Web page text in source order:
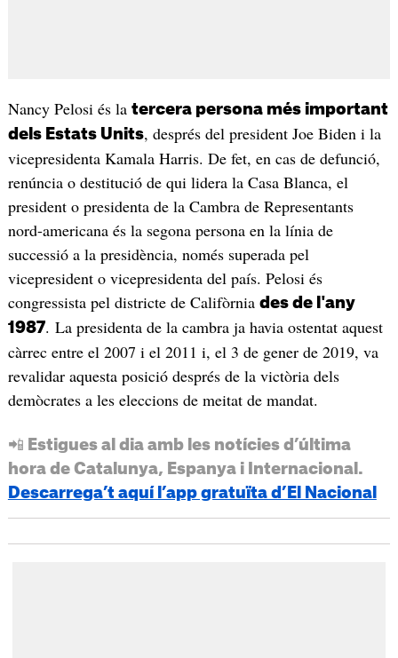
Nancy Pelosi és la tercera persona més important
dels Estats Units, després del president Joe Biden i la
vicepresidenta Kamala Harris. De fet, en cas de defunció,
renúncia o destitució de qui lidera la Casa Blanca, el
president o presidenta de la Cambra de Representants
nord-americana és la segona persona en la línia de
successió a la presidència, només superada pel
vicepresident o vicepresidenta del país. Pelosi és
congressista pel districte de Califòrnia des de l'any
1987. La presidenta de la cambra ja havia ostentat aquest
càrrec entre el 2007 i el 2011 i, el 3 de gener de 2019, va
revalidar aquesta posició després de la victòria dels
demòcrates a les eleccions de meitat de mandat.
📲 Estigues al dia amb les notícies d’última
hora de Catalunya, Espanya i Internacional.
Descarrega’t aquí l’app gratuïta d’El Nacional